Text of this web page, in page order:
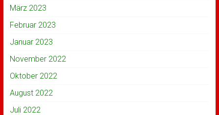
März 2023
Februar 2023
Januar 2023
November 2022
Oktober 2022
August 2022
Juli 2022